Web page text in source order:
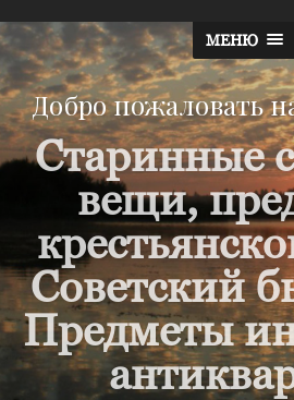
МЕНЮ
Добро пожаловать
Старинные
вещи,
Советский
Предметы